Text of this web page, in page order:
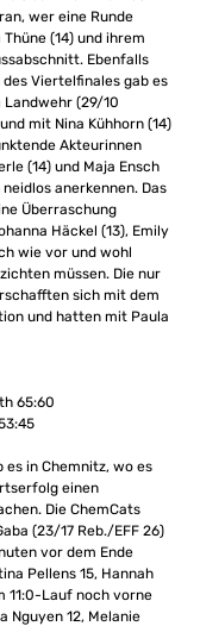
wer eine Runde
(14) und ihrem
Ebenfalls
Viertelfinales gab es
Landwehr (29/10
mit Nina Kühhorn (14)
Akteurinnen
(14) und Maja Ensch
anerkennen. Das
Überraschung
Häckel (13), Emily
wie vor und wohl
müssen. Die nur
sich mit dem
und hatten mit Paula
65:60
in Chemnitz, wo es
einen
Die ChemCats
(23/17 Reb./EFF 26)
vor dem Ende
Pellens 15, Hannah
11:0-Lauf noch vorne
Nguyen 12, Melanie